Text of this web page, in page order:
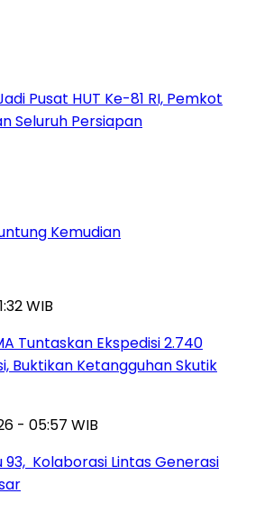
Pusat HUT Ke-81 RI, Pemkot
Seluruh Persiapan
Kemudian
WIB
Tuntaskan Ekspedisi 2.740
Buktikan Ketangguhan Skutik
- 05:57 WIB
93, Kolaborasi Lintas Generasi